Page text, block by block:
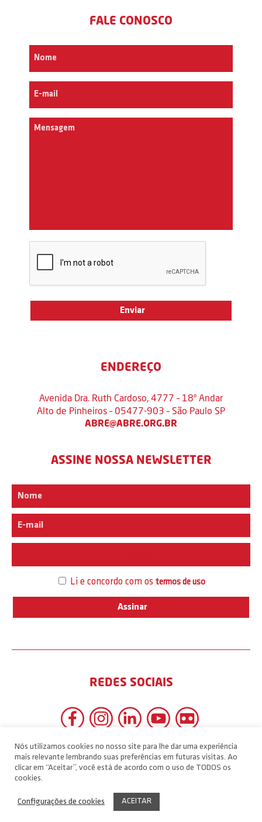
FALE CONOSCO
ENDEREÇO
Avenida Dra. Ruth Cardoso, 4777 – 18º Andar
Alto de Pinheiros – 05477-903 – São Paulo SP
ABRE@ABRE.ORG.BR
ASSINE NOSSA NEWSLETTER
Li e concordo com os termos de uso
REDES SOCIAIS
Nós utilizamos cookies no nosso site para lhe dar uma experiência
mais relevante lembrando suas preferências em futuras visitas. Ao
clicar em “Aceitar”, você está de acordo com o uso de TODOS os
cookies.
Configurações de cookies ACEITAR